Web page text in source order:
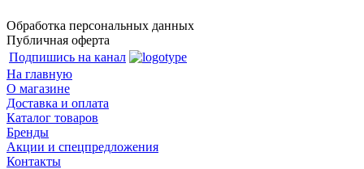
Обработка персональных данных
Публичная оферта
Подпишись на канал
На главную
О магазине
Доставка и оплата
Каталог товаров
Бренды
Акции и спецпредложения
Контакты